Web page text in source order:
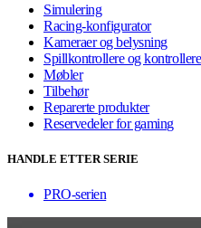
Simulering
Racing-konfigurator
Kameraer og belysning
Spillkontrollere og kontrollere
Møbler
Tilbehør
Reparerte produkter
Reservedeler for gaming
HANDLE ETTER SERIE
PRO-serien